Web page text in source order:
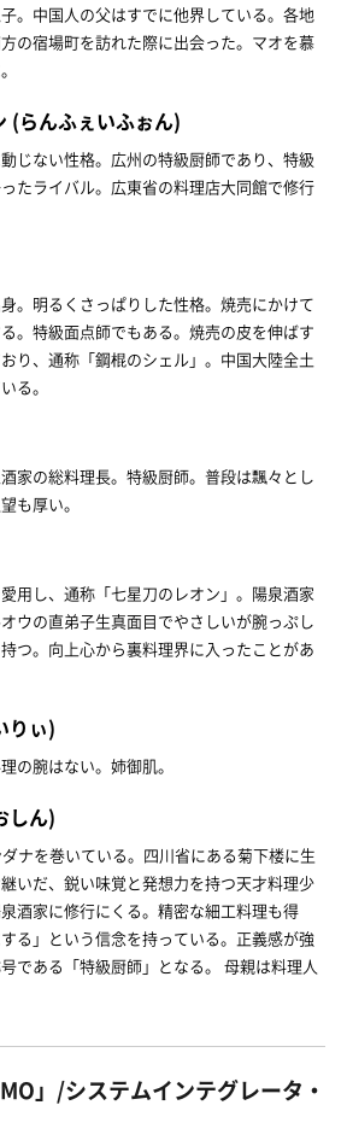
。中国人の父はすでに他界している。各地
の宿場町を訪れた際に出会った。マオを慕
(らんふぇいふぉん)
じない性格。広州の特級厨師であり、特級
たライバル。広東省の料理店大同館で修行
。明るくさっぱりした性格。焼売にかけて
。特級面点師でもある。焼売の皮を伸ばす
り、通称「鋼棍のシェル」。中国大陸全土
る。
家の総料理長。特級厨師。普段は飄々とし
も厚い。
用し、通称「七星刀のレオン」。陽泉酒家
ウの直弟子生真面目でやさしいが腕っぷし
つ。向上心から裏料理界に入ったことがあ
りぃ)
の腕はない。姉御肌。
しん)
ナを巻いている。四川省にある菊下楼に生
いだ、鋭い味覚と発想力を持つ天才料理少
酒家に修行にくる。精密な細工料理も得
る」という信念を持っている。正義感が強
である「特級厨師」となる。 母親は料理人
」/システムインテグレータ・